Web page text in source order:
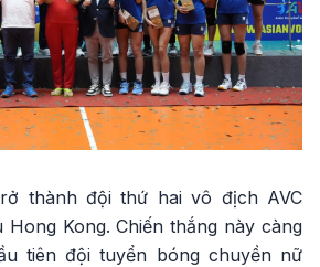
thành đội thứ hai vô địch AVC
Hong Kong. Chiến thắng này càng
tiên đội tuyển bóng chuyền nữ